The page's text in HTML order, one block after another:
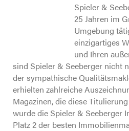
Spieler &
25 Jahren im
Umgebung
einzigartiges
und Ihren
sind Spieler & Seeberger nicht
der sympathische
erhielten zahlreiche
Magazinen, die diese
wurde die Spieler & Seeberger
Platz 2 der besten